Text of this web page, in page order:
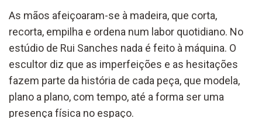
As mãos afeiçoaram-se à madeira, que corta,
recorta, empilha e ordena num labor quotidiano. No
estúdio de Rui Sanches nada é feito à máquina. O
escultor diz que as imperfeições e as hesitações
fazem parte da história de cada peça, que modela,
plano a plano, com tempo, até a forma ser uma
presença física no espaço.